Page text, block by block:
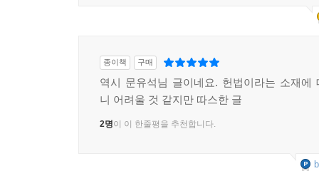
종이책 구매
역시 문유석님 글이네요. 헌법이라는 소재에
니 어려울 것 같지만 따스한 글
2명이 이 한줄평을 추천합니다.